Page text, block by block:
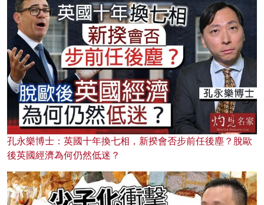
孔永樂博士：英國十年換七相，新揆會否步前任後塵？脫歐
後英國經濟為何仍然低迷？